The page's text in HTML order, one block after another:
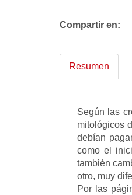
Compartir en:
Resumen
Según las
mitológicos
debían
como el
también
otro, muy
Por las